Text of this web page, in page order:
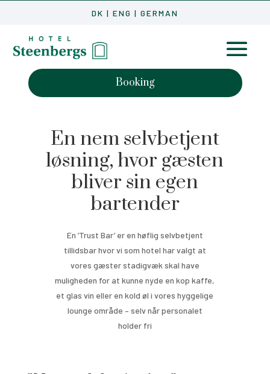
DK | ENG | GERMAN
Booking
En nem selvbetjent
løsning, hvor gæsten
bliver sin egen
bartender
En ’Trust Bar’ er en høflig selvbetjent
tillidsbar hvor vi som hotel har valgt at
vores gæster stadigvæk skal have
muligheden for at kunne nyde en kop kaffe,
et glas vin eller en kold øl i vores hyggelige
lounge område – selv når personalet
holder fri